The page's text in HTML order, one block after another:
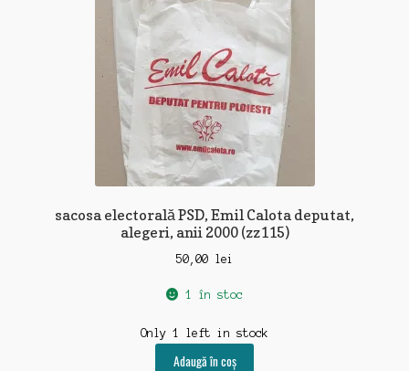
sacosa electorală PSD, Emil Calota deputat,
alegeri, anii 2000 (zz115)
50,00 lei
1 în stoc
Only 1 left in stock
Adaugă în coș